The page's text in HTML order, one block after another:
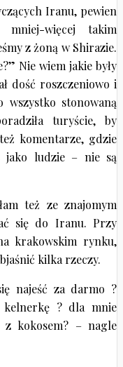
Iranu, pewien
mniej-więcej takim
z żoną w Shirazie.
Nie wiem jakie były
dość roszczeniowo i
wszystko stonowaną
turyście, by
komentarze, gdzie
jako ludzie – nie są
też ze znajomym
się do Iranu. Przy
krakowskim rynku,
kilka rzeczy.
najeść za darmo ?
kelnerkę ? dla mnie
z kokosem? – nagle